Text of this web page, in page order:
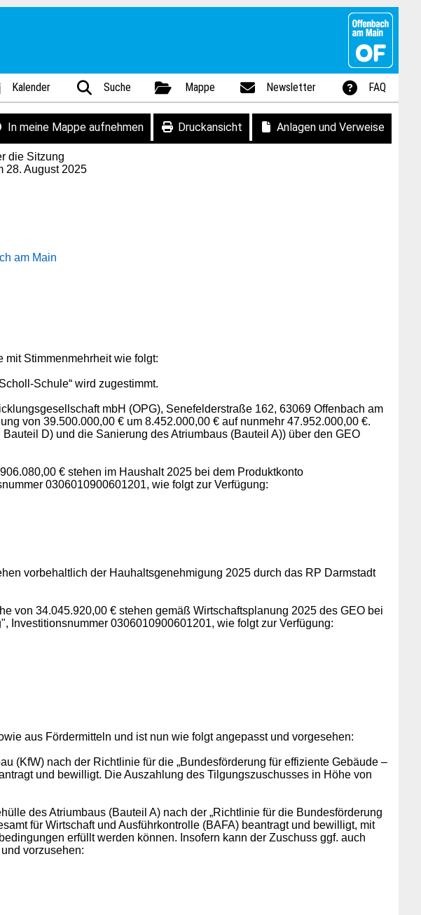
Kalender Suche Mappe Newsletter FAQ
In meine Mappe aufnehmen Druckansicht Anlagen und Verweise
die Sitzung
28. August 2025
am Main
mit Stimmenmehrheit wie folgt:
Schule“ wird zugestimmt.
mbH (OPG), Senefelderstraße 162, 63069 Offenbach am
von 39.500.000,00 € um 8.452.000,00 € auf nunmehr 47.952.000,00 €.
D) und die Sanierung des Atriumbaus (Bauteil A)) über den GEO
€ stehen im Haushalt 2025 bei dem Produktkonto
0306010900601201, wie folgt zur Verfügung:
vorbehaltlich der Hauhaltsgenehmigung 2025 durch das RP Darmstadt
von 34.045.920,00 € stehen gemäß Wirtschaftsplanung 2025 des GEO bei
Investitionsnummer 0306010900601201, wie folgt zur Verfügung:
aus Fördermitteln und ist nun wie folgt angepasst und vorgesehen:
(KfW) nach der Richtlinie für die „Bundesförderung für effiziente Gebäude –
und bewilligt. Die Auszahlung des Tilgungszuschusses in Höhe von
des Atriumbaus (Bauteil A) nach der „Richtlinie für die Bundesförderung
für Wirtschaft und Ausführkontrolle (BAFA) beantragt und bewilligt, mit
erfüllt werden können. Insofern kann der Zuschuss ggf. auch
vorzusehen: